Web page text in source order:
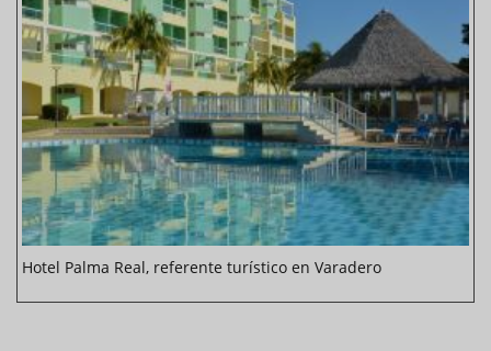
Hotel Palma Real, referente turístico en Varadero